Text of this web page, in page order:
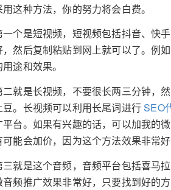
用这种方法，你的努力将会白费。
一个是短视频，短视频包括抖音、快
，然后复制粘贴到网上就可以了。例
途和效果。
二就是长视频，不要很长两三分钟，
豆。长视频可以利用长尾词进行SEO
平台。如果有兴趣的话，可以加我的
可能会加价，因为这个方法效果非常好
三就是这个音频，音频平台包括喜马
音频推广效果非常好，只要找到好的